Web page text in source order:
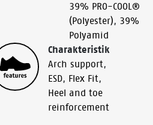
39% PRO-COOL®
(Polyester), 39%
Polyamid
Charakteristik
Arch support,
ESD, Flex Fit,
Heel and toe
reinforcement